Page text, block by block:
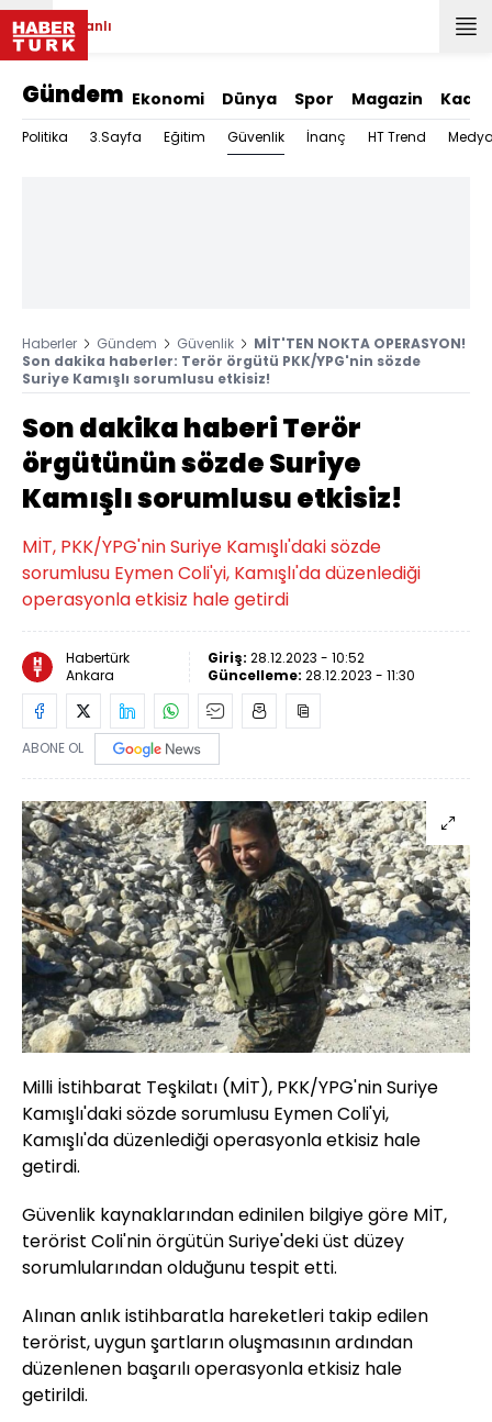
Canlı
Gündem Ekonomi Dünya Spor Magazin Kadın
Politika 3.Sayfa Eğitim Güvenlik İnanç HT Trend
Haberler Gündem Güvenlik
MİT'TEN NOKTA OPERASYON!
Son dakika haberler: Terör örgütü PKK/YPG'nin sözde
Suriye Kamışlı sorumlusu etkisiz!
Son dakika haberi Terör
örgütünün sözde Suriye
Kamışlı sorumlusu etkisiz!
MİT, PKK/YPG'nin Suriye Kamışlı'daki sözde
sorumlusu Eymen Coli'yi, Kamışlı'da düzenlediği
operasyonla etkisiz hale getirdi
Habertürk
Ankara
Giriş: 28.12.2023 - 10:52
Güncelleme: 28.12.2023 - 11:30
ABONE OL
Milli İstihbarat Teşkilatı (MİT), PKK/YPG'nin Suriye
Kamışlı'daki sözde sorumlusu Eymen Coli'yi,
Kamışlı'da düzenlediği operasyonla etkisiz hale
getirdi.
Güvenlik kaynaklarından edinilen bilgiye göre MİT,
terörist Coli'nin örgütün Suriye'deki üst düzey
sorumlularından olduğunu tespit etti.
Alınan anlık istihbaratla hareketleri takip edilen
terörist, uygun şartların oluşmasının ardından
düzenlenen başarılı operasyonla etkisiz hale
getirildi.